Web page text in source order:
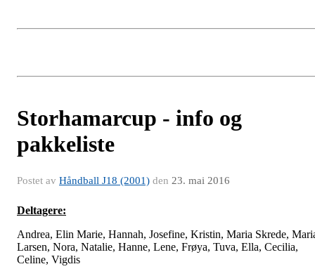
Storhamarcup - info og
pakkeliste
Postet av Håndball J18 (2001) den 23. mai 2016
Deltagere:
Andrea, Elin Marie, Hannah, Josefine, Kristin, Maria Skrede,
Larsen, Nora, Natalie, Hanne, Lene, Frøya, Tuva, Ella, Cecilia,
Celine, Vigdis